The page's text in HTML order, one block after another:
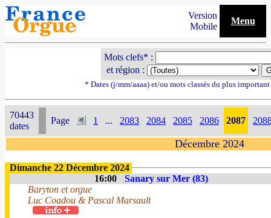
Version
Mobile
Menu
Mots clefs* :
et région :
* Dates (j/mm/aaaa) et/ou mots classés du plus
70443
dates
Page 1 ... 2083 2084 2085 2086 2087
Décembre 2024
Dimanche 22 Décembre 2024
16:00
Sanary sur Mer (83)
Baryton et orgue
Luc Coadou & Pascal Marsault